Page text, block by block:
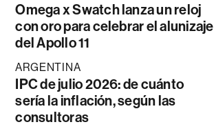
Omega x Swatch lanza un reloj
con oro para celebrar el alunizaje
del Apollo 11
ARGENTINA
IPC de julio 2026: de cuánto
sería la inflación, según las
consultoras